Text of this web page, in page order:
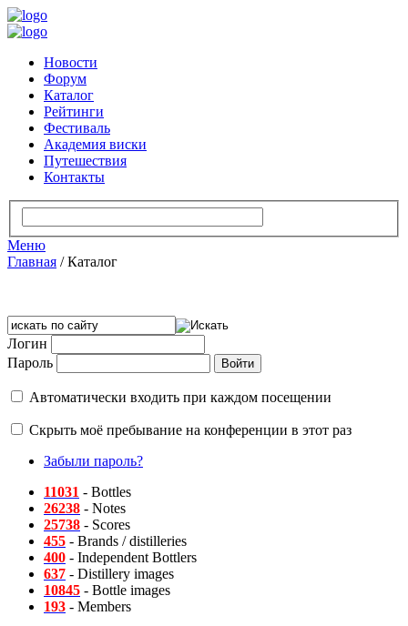
Новости
Форум
Каталог
Рейтинги
Фестиваль
Академия виски
Путешествия
Контакты
Меню
Главная /Каталог
Логин
Пароль
Автоматически входить при каждом посещении
Скрыть моё пребывание на конференции в этот раз
Забыли пароль?
11031 - Bottles
26238 - Notes
25738 - Scores
455 - Brands / distilleries
400 - Independent Bottlers
637 - Distillery images
10845 - Bottle images
193 - Members